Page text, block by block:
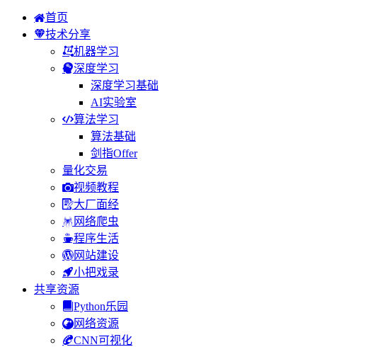
首页
技术分享
机器学习
深度学习
深度学习基础
AI实验室
算法学习
算法基础
剑指Offer
量化交易
视频教程
大厂面经
网络爬虫
程序生活
网站建设
小把戏录
共享资源
Python乐园
网络资源
CNN可视化